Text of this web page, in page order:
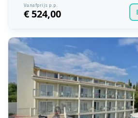
Vanafprijs p.p.
€ 524,00